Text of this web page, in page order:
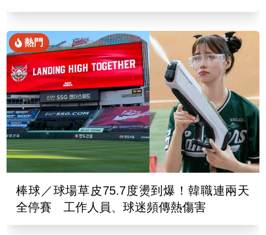
熱門
棒球／球場草皮75.7度燙到爆！韓職連兩天
全停賽 工作人員、球迷頻傳熱傷害